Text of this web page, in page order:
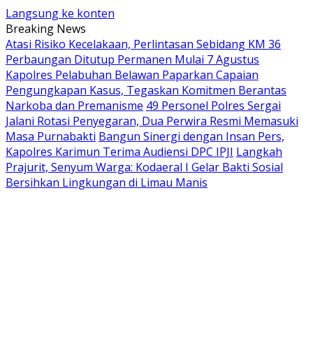
Langsung ke konten
Breaking News
Atasi Risiko Kecelakaan, Perlintasan Sebidang KM 36
Perbaungan Ditutup Permanen Mulai 7 Agustus
Kapolres Pelabuhan Belawan Paparkan Capaian
Pengungkapan Kasus, Tegaskan Komitmen Berantas
Narkoba dan Premanisme 49 Personel Polres Sergai
Jalani Rotasi Penyegaran, Dua Perwira Resmi Memasuki
Masa Purnabakti Bangun Sinergi dengan Insan Pers,
Kapolres Karimun Terima Audiensi DPC IPJI Langkah
Prajurit, Senyum Warga: Kodaeral I Gelar Bakti Sosial
Bersihkan Lingkungan di Limau Manis